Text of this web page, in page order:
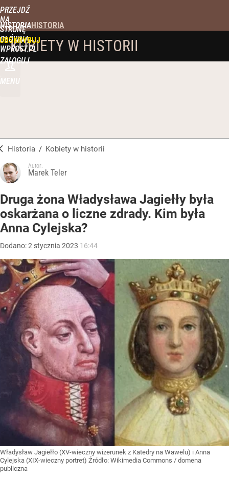
PRZEJDŹ
NA
STRONĘ
GŁÓWNĄ
WPROST.PL
HISTORIA
ZALOGUJ
MENU
KOBIETY W HISTORII
Historia / Kobiety w historii
Autor:
Marek Teler
Druga żona Władysława Jagiełły była
oskarżana o liczne zdrady. Kim była
Anna Cylejska?
Dodano:2 stycznia 2023 16:44
Władysław Jagiełło (XV-wieczny wizerunek z Katedry na Wawelu) i Anna
Cylejska (XIX-wieczny portret) Źródło: Wikimedia Commons / domena
publiczna